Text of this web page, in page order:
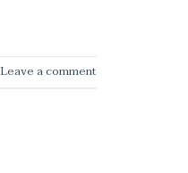
Leave a comment